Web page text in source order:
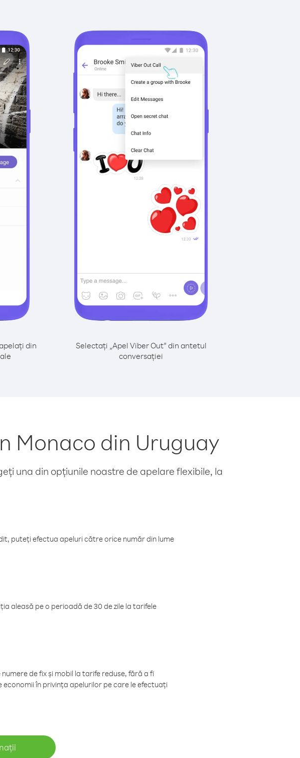
din
Selectați „Apel Viber Out” din antetul
conversației
Monaco din Uruguay
una din opțiunile noastre de apelare flexibile, la
puteți efectua apeluri către orice număr din lume
aleasă pe o perioadă de 30 de zile la tarifele
de fix și mobil la tarife reduse, fără a fi
în privința apelurilor pe care le efectuați